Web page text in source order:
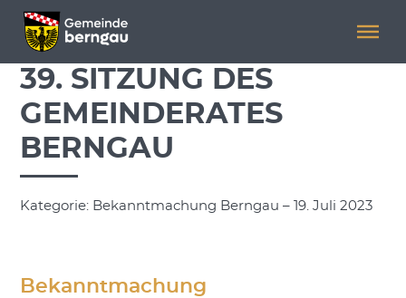
Menü überspringen
Menü überspringen
39. SITZUNG DES
GEMEINDERATES
BERNGAU
Kategorie: Bekanntmachung Berngau – 19. Juli 2023
Bekanntmachung